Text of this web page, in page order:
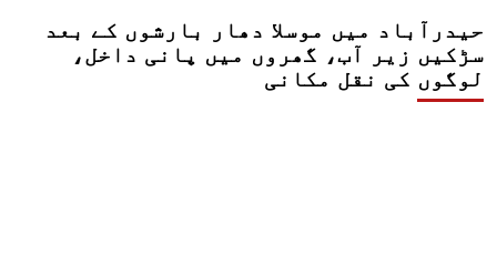
حیدرآباد میں موسلا دھار بارشوں کے بعد
سڑکیں زیر آب، گھروں میں پانی داخل،
لوگوں کی نقل مکانی